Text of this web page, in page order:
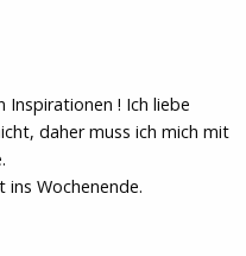
Inspirationen ! Ich liebe
daher muss ich mich mit
ins Wochenende.